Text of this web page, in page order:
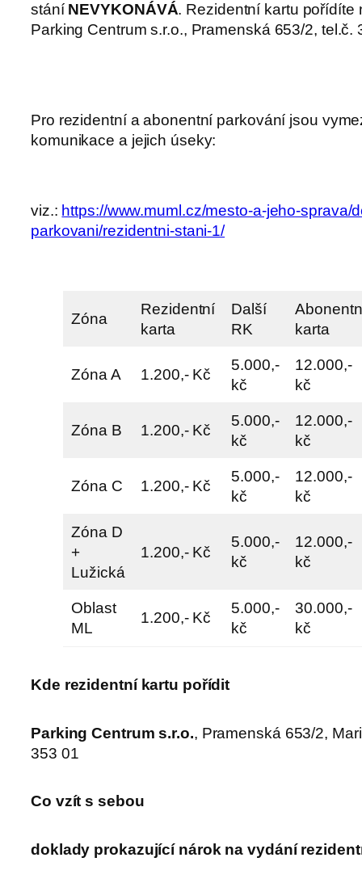
stání NEVYKONÁVÁ. Rezidentní kartu pořídíte
Parking Centrum s.r.o., Pramenská 653/2, tel.č.
Pro rezidentní a abonentní parkování jsou
komunikace a jejich úseky:
viz.: https://www.muml.cz/mesto-a-jeho-sprava/
parkovani/rezidentni-stani-1/
Zóna
Rezidentní
karta
Další
RK
karta
Zóna A 1.200,- Kč
5.000,-
kč
12.000,-
kč
Zóna B 1.200,- Kč
5.000,-
kč
12.000,-
kč
Zóna C 1.200,- Kč
5.000,-
kč
12.000,-
kč
Zóna D
+
Lužická
1.200,- Kč
5.000,-
kč
12.000,-
kč
Oblast
ML
1.200,- Kč
5.000,-
kč
30.000,-
kč
Kde rezidentní kartu pořídit
Parking Centrum s.r.o., Pramenská 653/2,
353 01
Co vzít s sebou
doklady prokazující nárok na vydání